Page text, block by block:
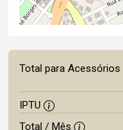
Total para Acessórios
IPTU
Total / Mês